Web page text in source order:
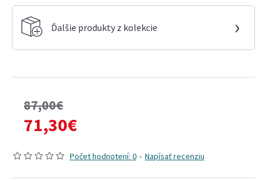
Ďalšie produkty z kolekcie ›
Počet hodnotení: 0 - Napísať recenziu
87,00€
71,30€